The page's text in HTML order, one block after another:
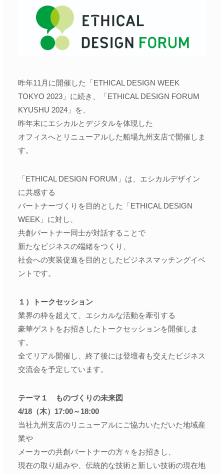
昨年11月に開催した「ETHICAL DESIGN WEEK
TOKYO 2023」に続き、「ETHICAL DESIGN FORUM
KYUSHU 2024」を、
昨年末にエシカルとデジタルを体現した
オフィスへとリニューアルした船場九州支店で開催しま
す。
「ETHICAL DESIGN FORUM」は、エシカルデザイン
に共感する
パートナーづくりを目的とした「ETHICAL DESIGN
WEEK」に対し、
共創パートナー同士が対話することで
新たなビジネスの端緒をつくり、
社会への実装促進を目的としたビジネスマッチングイベ
ントです。
１）トークセッション
業界の枠を超えて、エシカルな活動を牽引する
豪華ゲストをお招きしたトークセッションを開催しま
す。
全てリアル開催し、終了後には登壇者も交えたビジネス
交流会を予定しています。
テーマ１ ものづくりの未来図
4/18（木）17:00～18:00
当社九州支店のリニューアルにご協力いただいた地域産
業や
メーカーの共創パートナーの方々をお招きし、
現在の取り組みや、伝統的な技術と新しい技術の現在地